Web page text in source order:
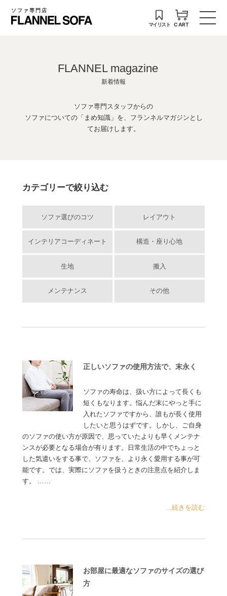
ソファ専門店
マイリスト CART
FLANNEL magazine
新着情報
ソファ専門スタッフからの
ソファについての「まめ知識」を、フランネルマガジンとし
てお届けします。
カテゴリーで絞り込む
ソファ選びのコツ レイアウト
インテリアコーディネート 構造・座り心地
生地 搬入
メンテナンス その他
正しいソファの使用方法で、末永く
ソファの寿命は、扱い方によって長くも
短くもなります。悩んだ末にやっと手に
入れたソファですから、誰もが長く使用
したいと思うはずです。しかし、ご自身
のソファの使い方が原因で、思っていたよりも早くメンテナ
ンスが必要となる場合が有ります。日常生活の中でちょっと
した気遣いをする事で、ソファを、より永く愛用する事が可
能です。では、実際にソファを扱うときの注意点を紹介しま
す。 ……
...続きを読む
お部屋に最適なソファのサイズの選び
方